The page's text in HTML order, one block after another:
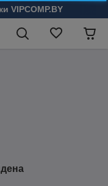
VIPCOMP.BY